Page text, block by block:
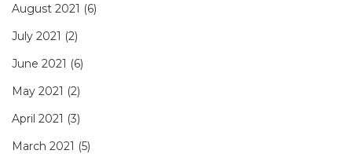
August 2021 (6)
July 2021 (2)
June 2021 (6)
May 2021 (2)
April 2021 (3)
March 2021 (5)